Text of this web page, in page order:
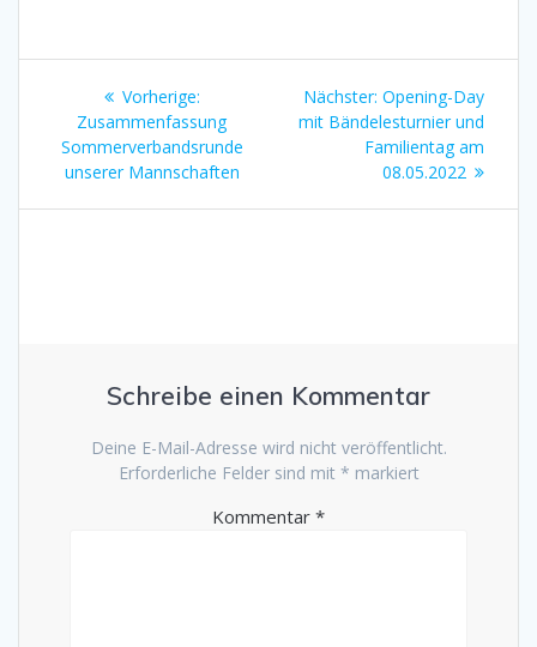
Beitragsnavigation
Vorherige:Vorheriger
Beitrag:
Zusammenfassung
Sommerverbandsrunde
unserer Mannschaften
Nächster: Nächster
Beitrag:
Opening-Day
mit Bändelesturnier und
Familientag am
08.05.2022
Schreibe einen Kommentar
Deine E-Mail-Adresse wird nicht veröffentlicht.
Erforderliche Felder sind mit * markiert
Kommentar *